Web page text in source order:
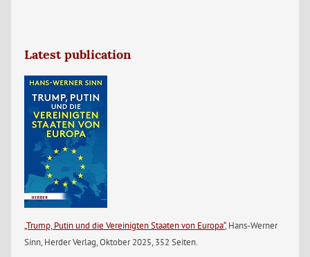
Latest publication
„Trump, Putin und die Vereinigten Staaten von Europa“, Hans-Werner
Sinn, Herder Verlag, Oktober 2025, 352 Seiten.